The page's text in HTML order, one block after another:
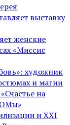
выставку
женские
«Миссис
художник
и магии
на
и ХХI